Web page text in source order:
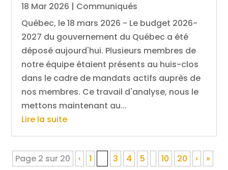
18 Mar 2026 | Communiqués
Québec, le 18 mars 2026 - Le budget 2026-
2027 du gouvernement du Québec a été
déposé aujourd'hui. Plusieurs membres de
notre équipe étaient présents au huis-clos
dans le cadre de mandats actifs auprès de
nos membres. Ce travail d'analyse, nous le
mettons maintenant au...
Lire la suite
Page 2 sur 20 ‹ 1 3 4 5 10 20 › »